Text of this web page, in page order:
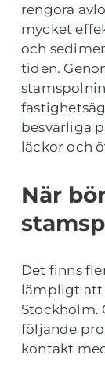
rengöra
mycket
och
tiden.
besvärliga
läckor och
När
Det finns
lämpligt att
Stockholm.
följande
kontakt